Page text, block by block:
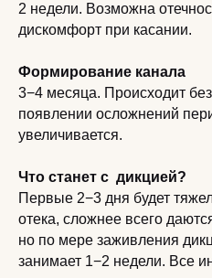
2 недели. Возможна
дискомфорт при касании.
Формирование канала
3−4 месяца. Происходит
появлении осложнений
увеличивается.
Что станет с дикцией?
Первые 2−3 дня будет
отека, сложнее всего
но по мере заживления
занимает 1−2 недели. Все